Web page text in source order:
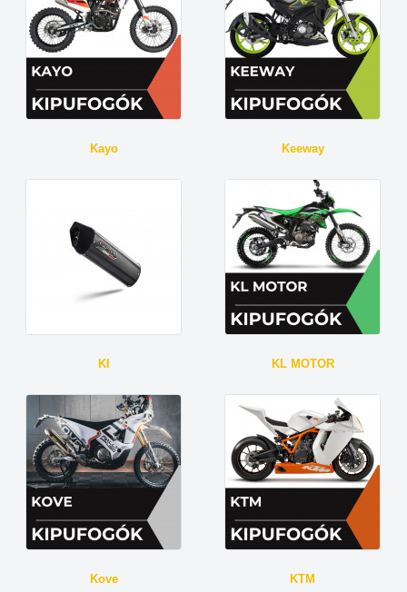
Kayo Keeway
Kl KL MOTOR
Kove KTM